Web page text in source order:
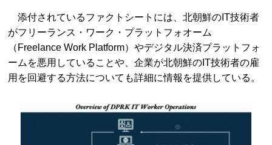
添付されているファクトシートには、北朝鮮のIT技術者
がフリーランス・ワーク・プラットフォオーム
（Freelance Work Platform）やデジタル決済プラットフォ
ームを悪用していることや、企業が北朝鮮のIT技術者の雇
用を回避する方法についても詳細に情報を提供している。